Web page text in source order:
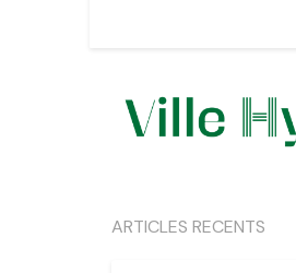
ARTICLES RECENTS